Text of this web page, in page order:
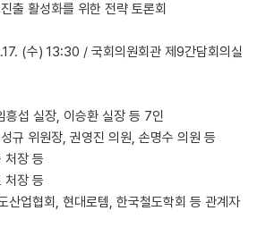
출 활성화를 위한 전략 토론회
(수) 13:30 / 국회의원회관 제9간담회의실
섭 실장, 이승환 실장 등 7인
규 위원장, 권영진 의원, 손명수 의원 등
처장 등
처장 등
산업협회, 현대로템, 한국철도학회 등 관계자